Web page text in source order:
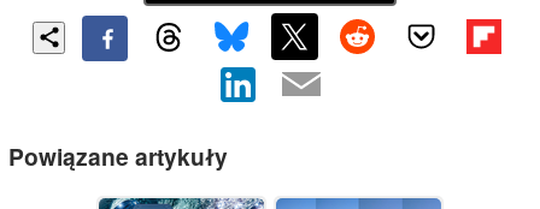
Powiązane artykuły